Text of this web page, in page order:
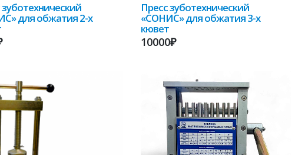
для обжатия 2-х
Пресс зуботехнический
«СОНИС» для обжатия 3-х
кювет
10000₽